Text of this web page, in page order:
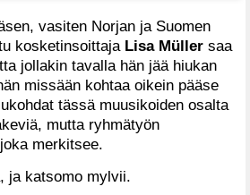
vasiten Norjan ja Suomen
kosketinsoittaja Lisa Müller saa
jollakin tavalla hän jää hiukan
missään kohtaa oikein pääse
tässä muusikoiden osalta
mutta ryhmätyön
merkitsee.
ja katsomo mylvii.